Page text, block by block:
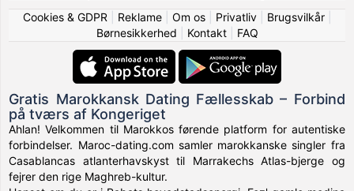
Cookies & GDPR
Reklame| Om os| Privatliv| Brugsvilkår|
Børnesikkerhed
Kontakt| FAQ
Gratis Marokkansk Dating Fællesskab – Forbind
på tværs af Kongeriget
Ahlan! Velkommen til Marokkos førende platform for autentiske
forbindelser. Maroc-dating.com samler marokkanske singler fra
Casablancas atlanterhavskyst til Marrakechs Atlas-bjerge og
fejrer den rige Maghreb-kultur.